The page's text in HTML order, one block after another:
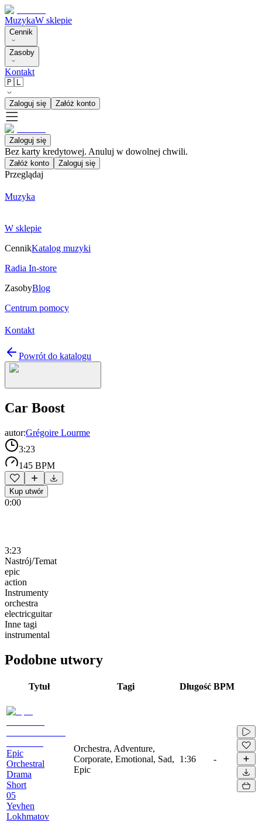
MuzykaW sklepie
Cennik
Zasoby
Kontakt
🇵🇱
Zaloguj się Załóż konto
Zaloguj się
Bez karty kredytowej. Anuluj w dowolnej chwili.
Załóż konto Zaloguj się
Przeglądaj
Muzyka
W sklepie
CennikKatalog muzyki
Radia In-store
ZasobyBlog
Centrum pomocy
Kontakt
Powrót do katalogu
Car Boost
autor:Grégoire Lourme
3:23
145 BPM
Kup utwór
0:00
3:23
Nastrój/Temat
epic
action
Instrumenty
orchestra
electricguitar
Inne tagi
instrumental
Podobne utwory
Tytuł Tagi Długość BPM
Epic
Orchestral
Drama
Short
05
Yevhen
Lokhmatov
Orchestra, Adventure,
Corporate, Emotional, Sad,
Epic
1:36 -